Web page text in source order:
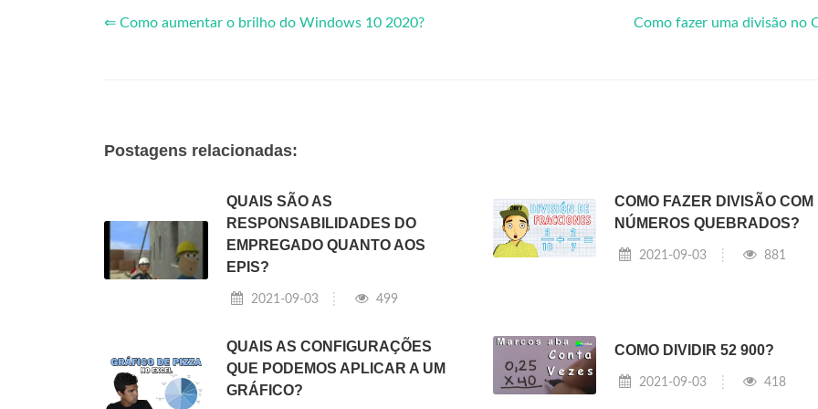
⇐ Como aumentar o brilho do Windows 10 2020? Como fazer uma divisão no
Postagens relacionadas:
QUAIS SÃO AS
RESPONSABILIDADES DO
EMPREGADO QUANTO AOS
EPIS?
2021-09-03 499
COMO FAZER DIVISÃO COM
NÚMEROS QUEBRADOS?
2021-09-03 881
QUAIS AS CONFIGURAÇÕES
QUE PODEMOS APLICAR A UM
GRÁFICO?
COMO DIVIDIR 52 900?
2021-09-03 418